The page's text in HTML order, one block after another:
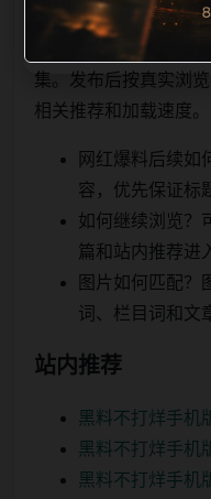
复首段，优先补充不
角度。栏目页则保留
集。发布后按真实浏
相关推荐和加载速度。
网红爆料后续如
容，优先保证标
如何继续浏览？
篇和站内推荐进
图片如何匹配？
词、栏目词和文
站内推荐
黑料不打烊手机
黑料不打烊手机
黑料不打烊手机